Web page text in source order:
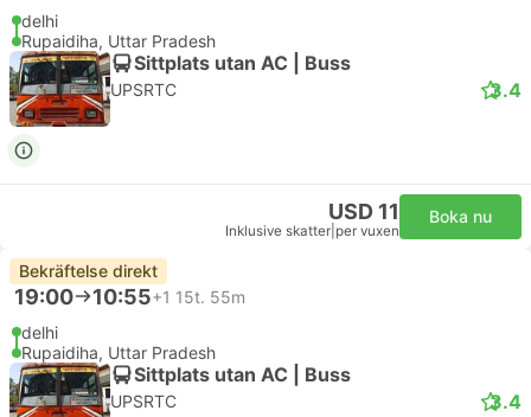
delhi
Rupaidiha, Uttar Pradesh
Sittplats utan AC | Buss
UPSRTC 3.4
USD 11
Inklusive skatter per vuxen
Boka nu
Bekräftelse direkt
19:00 10:55+1 15t. 55m
delhi
Rupaidiha, Uttar Pradesh
Sittplats utan AC | Buss
UPSRTC 3.4